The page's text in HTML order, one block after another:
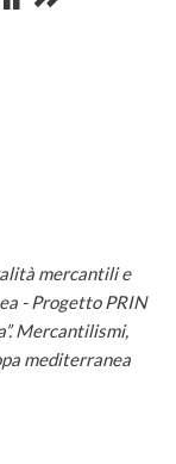
mercantili e
- Progetto PRIN
Mercantilismi,
mediterranea